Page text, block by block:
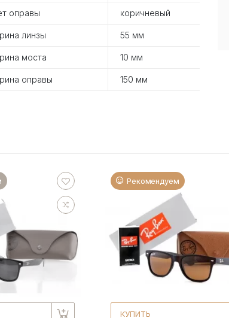
оправы коричневый
линзы 55 мм
моста 10 мм
оправы 150 мм
Рекомендуем
КУПИТЬ